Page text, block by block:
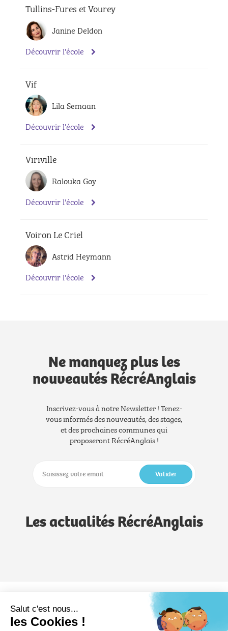
Tullins-Fures et Vourey
Janine Deldon
Découvrir l'école
Vif
Lila Semaan
Découvrir l'école
Viriville
Ralouka Goy
Découvrir l'école
Voiron Le Criel
Astrid Heymann
Découvrir l'école
Ne manquez plus les
nouveautés RécréAnglais
Inscrivez-vous à notre Newsletter ! Tenez-
vous informés des nouveautés, des stages,
et des prochaines communes qui
proposeront RécréAnglais !
Valider
Les actualités RécréAnglais
Notre savoir-faire
Salut c'est nous...
les Cookies !